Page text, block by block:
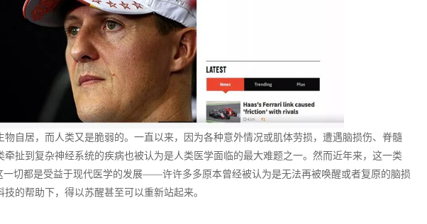
物自居，而人类又是脆弱的。一直以来，因为各种意外情况或肌体劳损，遭遇脑损伤、脊髓
扯到复杂神经系统的疾病也被认为是人类医学面临的最大难题之一。然而近年来，这一类
一切都是受益于现代医学的发展——许许多多原本曾经被认为是无法再被唤醒或者复原的脑损
的帮助下，得以苏醒甚至可以重新站起来。